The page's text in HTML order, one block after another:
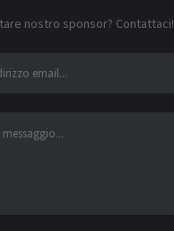
nostro sponsor? Contattaci!